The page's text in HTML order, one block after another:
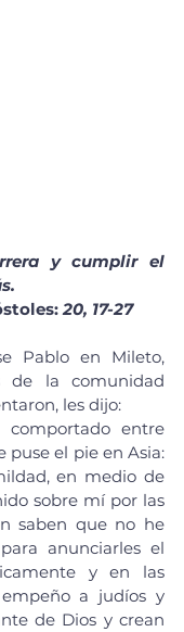
y cumplir el
20, 17-27
de la comunidad
les dijo:
puse el pie en Asia:
en medio de
sobre mí por las
saben que no he
anunciarles el
y en las
a judíos y
de Dios y crean